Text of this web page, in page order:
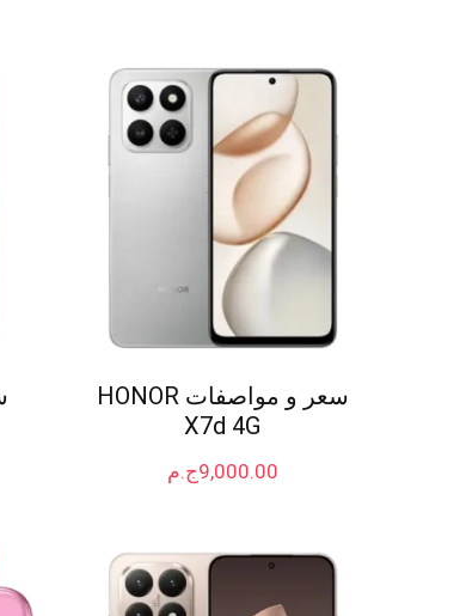
سعر و مواصفات HONOR
X7d 4G
ج.م9,000.00